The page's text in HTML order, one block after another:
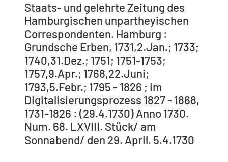
Staats- und gelehrte Zeitung des
Hamburgischen unpartheyischen
Correspondenten. Hamburg :
Grundsche Erben, 1731,2.Jan.; 1733;
1740,31.Dez.; 1751; 1751-1753;
1757,9.Apr.; 1768,22.Juni;
1793,5.Febr.; 1795 - 1826 ; im
Digitalisierungsprozess 1827 - 1868,
1731-1826 : (29.4.1730) Anno 1730.
Num. 68. LXVIII. Stück/ am
Sonnabend/ den 29. April. 5.4.1730